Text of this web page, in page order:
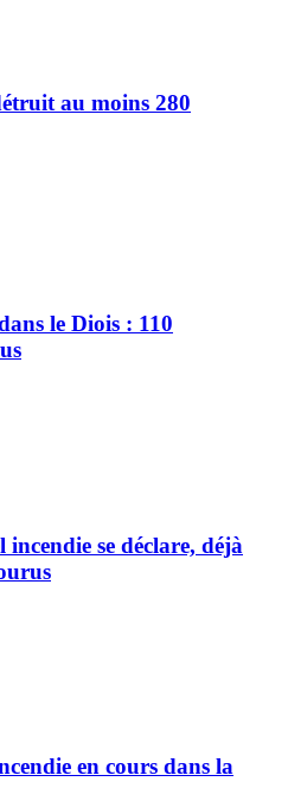
au moins 280
le Diois : 110
se déclare, déjà
en cours dans la